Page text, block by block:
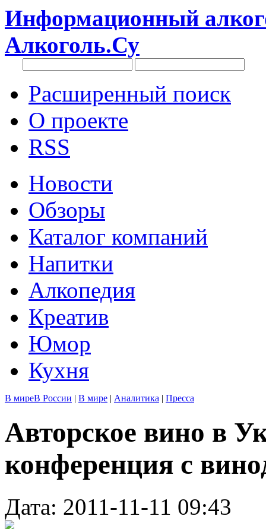
Информационный
Алкоголь.Су
Расширенный поиск
О проекте
RSS
Новости
Обзоры
Каталог компаний
Напитки
Алкопедия
Креатив
Юмор
Кухня
В миреВ России | В мире | Аналитика | Пресса
Авторское вино в
конференция с
Дата: 2011-11-11 09:43